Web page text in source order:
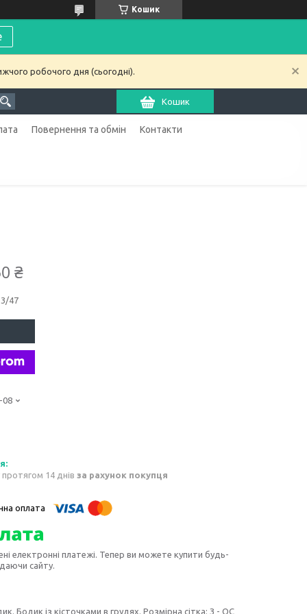
Кошик
робочого дня (сьогодні).
Кошик
Повернення та обмін Контакти
₴
47
08
14 днів за рахунок покупця
електронні платежі. Тепер ви можете купити будь-
сайту.
Бодик із кісточками в грудях. Розмірна сітка: З - ОС